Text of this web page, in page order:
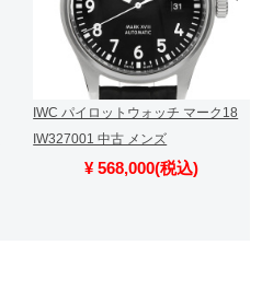
IWC パイロットウォッチ マーク18
IW327001 中古 メンズ
¥ 568,000(税込)